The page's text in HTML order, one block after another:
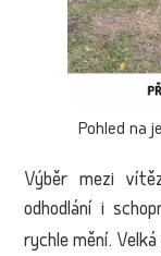
Pohled na
Výběr mezi
odhodlání i
rychle mění.